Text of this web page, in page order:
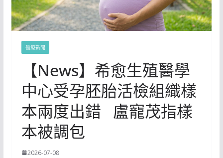
醫療新聞
【News】希愈生殖醫學
中心受孕胚胎活檢組織樣
本兩度出錯 盧寵茂指樣
本被調包
2026-07-08